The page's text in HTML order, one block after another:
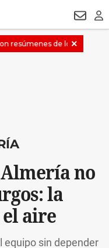
no
la
aire
equipo sin depender